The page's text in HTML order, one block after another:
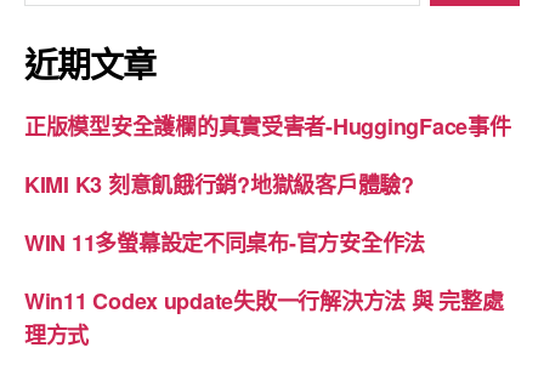
關
鍵
字:
近期文章
正版模型安全護欄的真實受害者-HuggingFace事件
KIMI K3 刻意飢餓行銷?地獄級客戶體驗?
WIN 11多螢幕設定不同桌布-官方安全作法
Win11 Codex update失敗一行解決方法 與 完整處
理方式